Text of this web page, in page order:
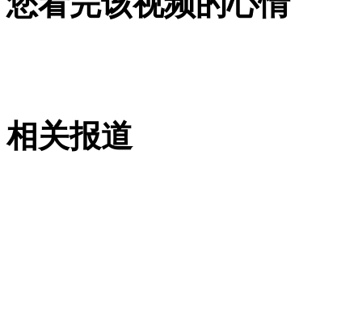
女孩北京地铁殴打老人 痛下狠手拳打脚踢
相关报道